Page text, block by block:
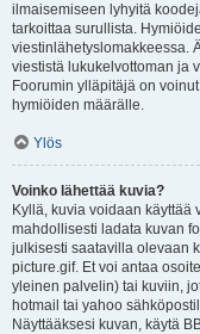
ilmaisemiseen lyhyitä
tarkoittaa surullista.
viestinlähetyslomakkeessa.
viestistä lukukelvottoman ja
Foorumin ylläpitäjä on
hymiöiden määrälle.
Ylös
Voinko lähettää kuvia?
Kyllä, kuvia voidaan käyttää
mahdollisesti ladata kuvan
julkisesti saatavilla olevaan
picture.gif. Et voi antaa
yleinen palvelin) tai kuviin,
hotmail tai yahoo
Näyttääksesi kuvan, käytä